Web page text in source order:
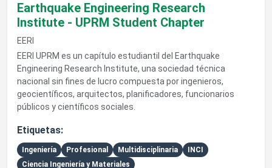
Earthquake Engineering Research
Institute - UPRM Student Chapter
EERI
EERI UPRM es un capítulo estudiantil del Earthquake
Engineering Research Institute, una sociedad técnica
nacional sin fines de lucro compuesta por ingenieros,
geocientíficos, arquitectos, planificadores, funcionarios
públicos y científicos sociales.
Etiquetas:
Ingeniería Profesional Multidisciplinaria
INCI
Ciencia Ingeniería y Materiales